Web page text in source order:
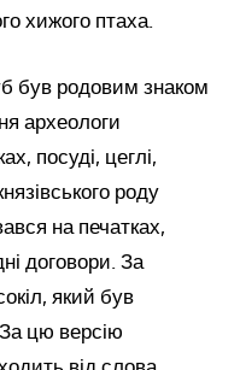
хижого птаха.
був родовим знаком
археологи
посуді, цеглі,
роду
на печатках,
договори. За
який був
цю версію